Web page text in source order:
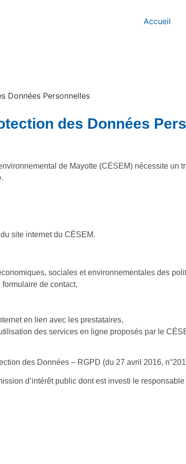
Accueil
Données Personnelles
des Données
de Mayotte (CÉSEM) nécessite un
site internet du CÉSEM.
sociales et environnementales des
de contact,
en lien avec les prestataires,
des services en ligne proposés par le
des Données – RGPD (du 27 avril 2016,
d’intérêt public dont est investi le